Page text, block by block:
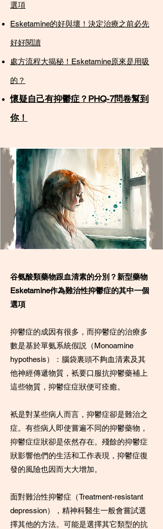
選項​
Esketamine的好與壞！決定治療之前必先
好好閱讀​
處方流程大揭秘！Esketamine原來是用吸
的？
懷疑自己有抑鬱症？PHQ-7問卷幫到
你！
谷氨酸類藥物跟血清素的分別？新型藥物
Esketamine作為難治性抑鬱症的其中一個
選項
抑鬱症的成因有很多，而抑鬱症的治療多
數是基於單氨系統假説（Monoamine
hypothesis）：腦袋裏頭不夠血清素及其
他神經傳遞物質，衹要口服抗抑鬱藥補上
這些物質，抑鬱症症狀便可痊癒。
衹是對某些病人而言，抑鬱症卻是難治之
症。有些病人即使嘗遍不同的抑鬱藥物，
抑鬱症症狀卻是依然存在。殘餘的抑鬱症
狀影響他們的生活和工作表現，抑鬱症復
發的風險也因而大大增加。
面對難治性抑鬱症（Treatment-resistant
depression），精神科醫生一般會嘗試選
擇其他的方法。可能是選擇其它類型的抗